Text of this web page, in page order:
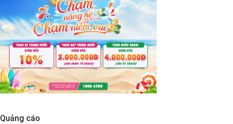
Quảng cáo